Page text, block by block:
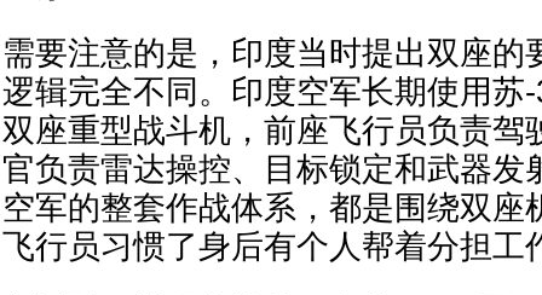
需要注意的是，印度当时提出双座的
逻辑完全不同。印度空军长期使用苏
双座重型战斗机，前座飞行员负责驾
官负责雷达操控、目标锁定和武器发
空军的整套作战体系，都是围绕双座
飞行员习惯了身后有个人帮着分担工